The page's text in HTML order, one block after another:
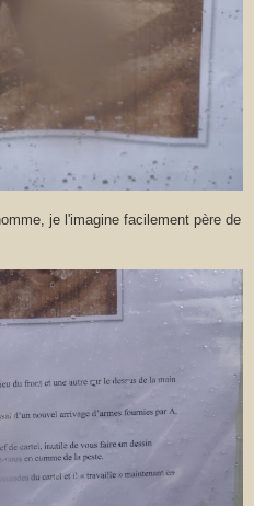
je l'imagine facilement père de